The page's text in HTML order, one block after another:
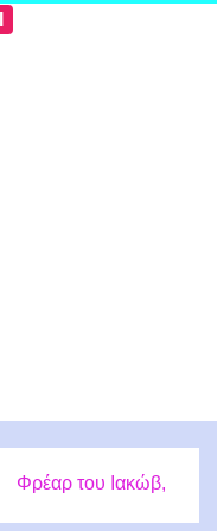
Φρέαρ του Ιακώβ,